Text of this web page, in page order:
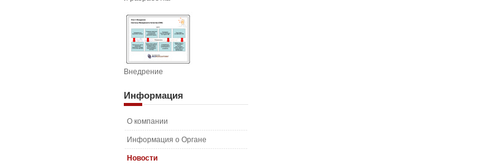
Внедрение
Информация
О компании
Информация о Органе
Новости